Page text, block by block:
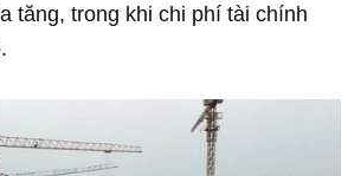
tăng, trong khi chi phí tài chính